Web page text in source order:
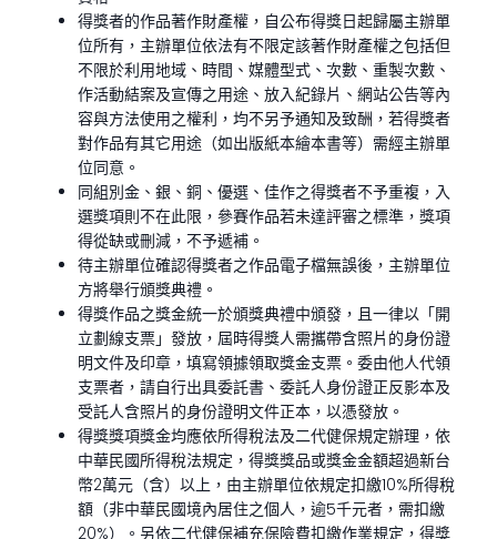
得獎者的作品著作財產權，自公布得獎日起歸屬主辦單
位所有，主辦單位依法有不限定該著作財產權之包括但
不限於利用地域、時間、媒體型式、次數、重製次數、
作活動結案及宣傳之用途、放入紀錄片、網站公告等內
容與方法使用之權利，均不另予通知及致酬，若得獎者
對作品有其它用途（如出版紙本繪本書等）需經主辦單
位同意。
同組別金、銀、銅、優選、佳作之得獎者不予重複，入
選獎項則不在此限，參賽作品若未達評審之標準，獎項
得從缺或刪減，不予遞補。
待主辦單位確認得獎者之作品電子檔無誤後，主辦單位
方將舉行頒獎典禮。
得獎作品之獎金統一於頒獎典禮中頒發，且一律以「開
立劃線支票」發放，屆時得獎人需攜帶含照片的身份證
明文件及印章，填寫領據領取獎金支票。委由他人代領
支票者，請自行出具委託書、委託人身份證正反影本及
受託人含照片的身份證明文件正本，以憑發放。
得獎獎項獎金均應依所得稅法及二代健保規定辦理，依
中華民國所得稅法規定，得獎獎品或獎金金額超過新台
幣2萬元（含）以上，由主辦單位依規定扣繳10%所得稅
額（非中華民國境內居住之個人，逾5千元者，需扣繳
20%）。另依二代健保補充保險費扣繳作業規定，得獎